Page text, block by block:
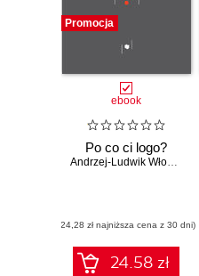
Promocja
ebook
Po co ci logo?
Andrzej-Ludwik Włoszczyński
(24,28 zł najniższa cena z 30 dni)
24.58 zł